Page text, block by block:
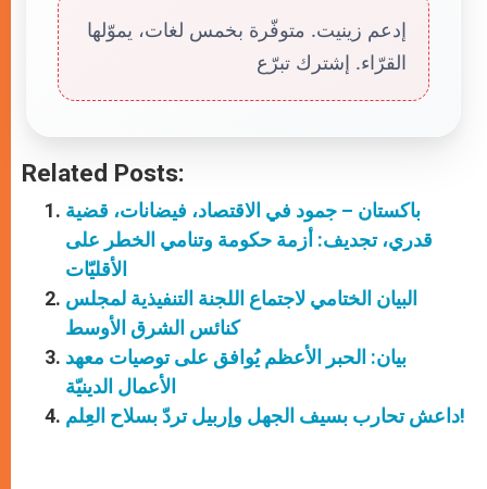
إدعم زينيت. متوفّرة بخمس لغات، يموّلها
القرّاء. إشترك تبرّع
Related Posts:
باكستان – جمود في الاقتصاد، فيضانات، قضية
قدري، تجديف: أزمة حكومة وتنامي الخطر على
الأقليّات
البيان الختامي لاجتماع اللجنة التنفيذية لمجلس
كنائس الشرق الأوسط
بيان: الحبر الأعظم يُوافق على توصيات معهد
الأعمال الدينيّة
داعش تحارب بسيف الجهل وإربيل تردّ بسلاح العِلم!